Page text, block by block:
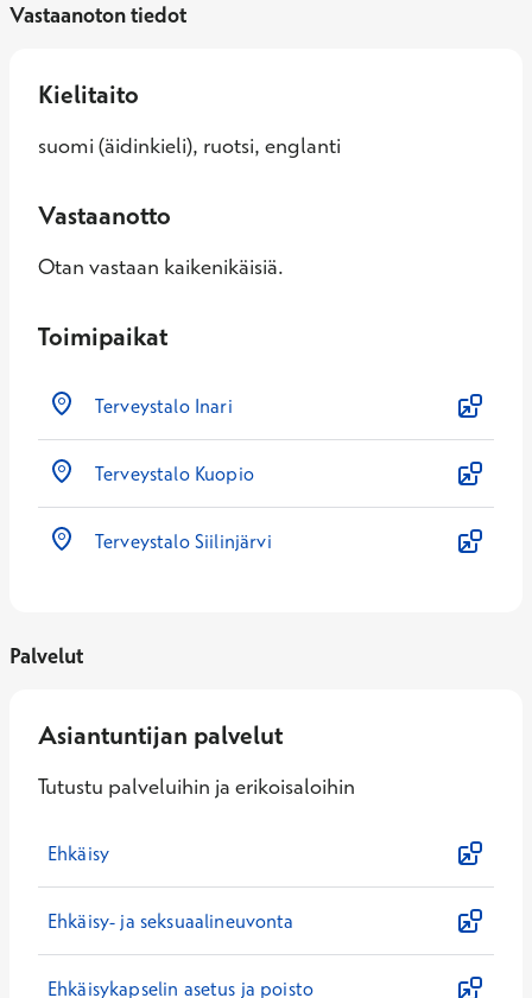
Vastaanoton tiedot
Kielitaito
suomi (äidinkieli), ruotsi, englanti
Vastaanotto
Otan vastaan kaikenikäisiä.
Toimipaikat
Terveystalo Inari
Terveystalo Kuopio
Terveystalo Siilinjärvi
Palvelut
Asiantuntijan palvelut
Tutustu palveluihin ja erikoisaloihin
Ehkäisy
Ehkäisy- ja seksuaalineuvonta
Ehkäisykapselin asetus ja poisto